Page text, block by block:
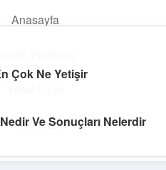
Anasayfa
Hakkımızda
Durağı
Çok Ne Yetişir
Ve Sonuçları Nelerdir